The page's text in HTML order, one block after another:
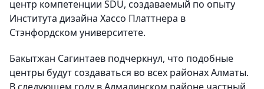
центр компетенции SDU, создаваемый по опыту
Института дизайна Хассо Платтнера в
Стэнфордском университете.
Бакытжан Сагинтаев подчеркнул, что подобные
центры будут создаваться во всех районах Алматы.